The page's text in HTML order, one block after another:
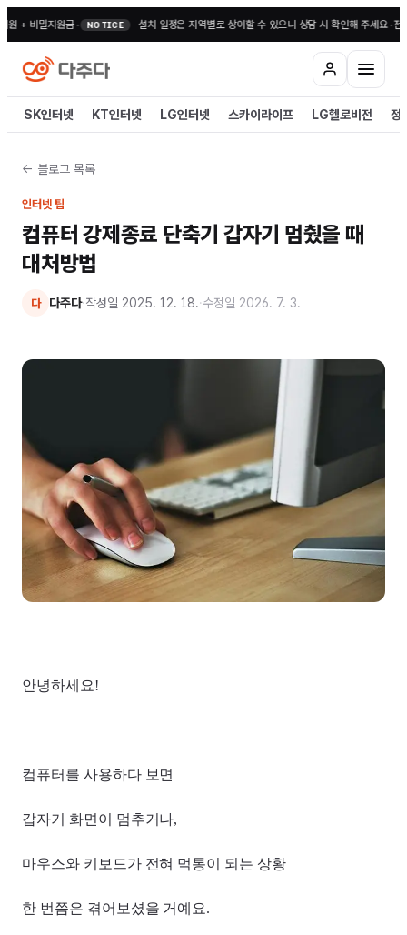
원금 • NOTICE ·설치 일정은 지역별로 상이할 수 있으니 상담 시 확인해 주세요•전국 무료상
SK인터넷 KT인터넷 LG인터넷 스카이라이프 LG헬로비전 정
← 블로그 목록
인터넷 팁
컴퓨터 강제종료 단축기 갑자기 멈췄을 때
대처방법
다 다주다·작성일 2025. 12. 18.·수정일 2026. 7. 3.
안녕하세요!
컴퓨터를 사용하다 보면
갑자기 화면이 멈추거나,
마우스와 키보드가 전혀 먹통이 되는 상황
한 번쯤은 겪어보셨을 거예요.